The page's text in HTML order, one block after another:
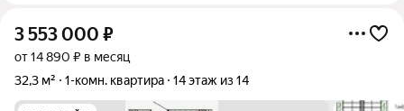
3 553 000 ₽
от 14 890 ₽ в месяц
32,3 м²
1-комн. квартира 14 этаж из 14